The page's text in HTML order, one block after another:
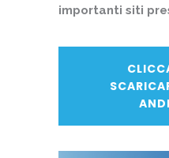
importanti siti